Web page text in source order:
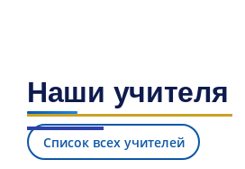
Наши учителя
Список всех учителей